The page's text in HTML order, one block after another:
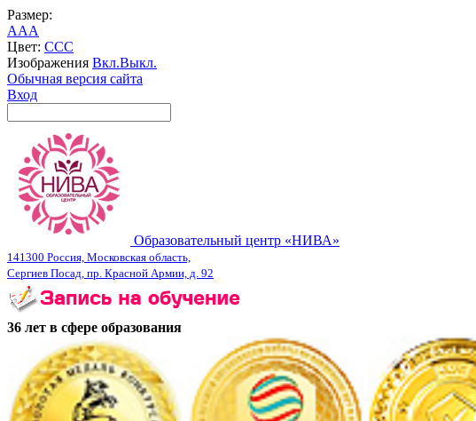
Размер:
AAA
Цвет: CCC
Изображения Вкл.Выкл.
Обычная версия сайта
Вход
Образовательный центр «НИВА»
141300 Россия, Московская область,
Сергиев Посад, пр. Красной Армии, д. 92
36 лет в сфере образования